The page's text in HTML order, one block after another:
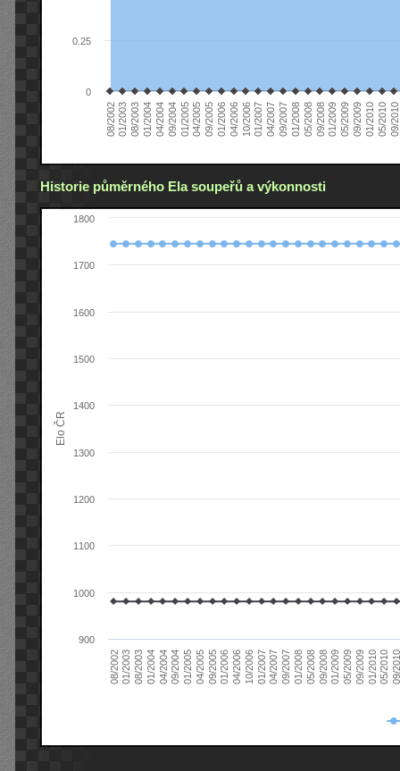
08/200201/200308/200301/200404/200409/200401/200504/200509/200501/200604/200610/200601/200704/200709/200701/200805/200809/200801/200905/200909/200901/201005/201009/2010
0
0.25
Historie půměrného Ela soupeřů a výkonnosti
Elo ČR
08/200201/200308/200301/200404/200409/200401/200504/200509/200501/200604/200610/200601/200704/200709/200701/200805/200809/200801/200905/200909/200901/201005/201009/
900
1000
1100
1200
1300
1400
1500
1600
1700
1800